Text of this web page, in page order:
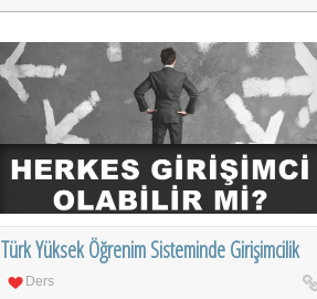
Türk Yüksek Öğrenim Sisteminde Girişimcilik
Ders